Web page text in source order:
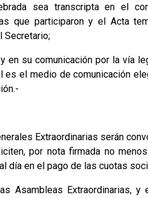
sea transcripta en el
que participaron y el Acta
Secretario;
en su comunicación por la vía
es el medio de comunicación
Extraordinarias serán
por nota firmada no
día en el pago de las cuotas
Asambleas Extraordinarias,